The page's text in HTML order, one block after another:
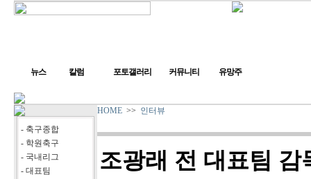
뉴스 칼럼 포토갤러리 커뮤니티 유망주
- 축구종합
- 학원축구
- 국내리그
- 대표팀
HOME >> 인터뷰
조광래 전 대표팀 감